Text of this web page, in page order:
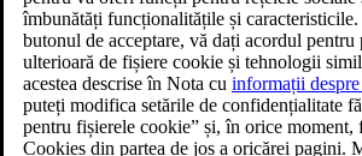
Acoperișul panoramic
Plafonul panoramic este divizat în două
deschide vertical sau orizontal partea frontală
consola superioară; secțiunea spate este un
plafon.